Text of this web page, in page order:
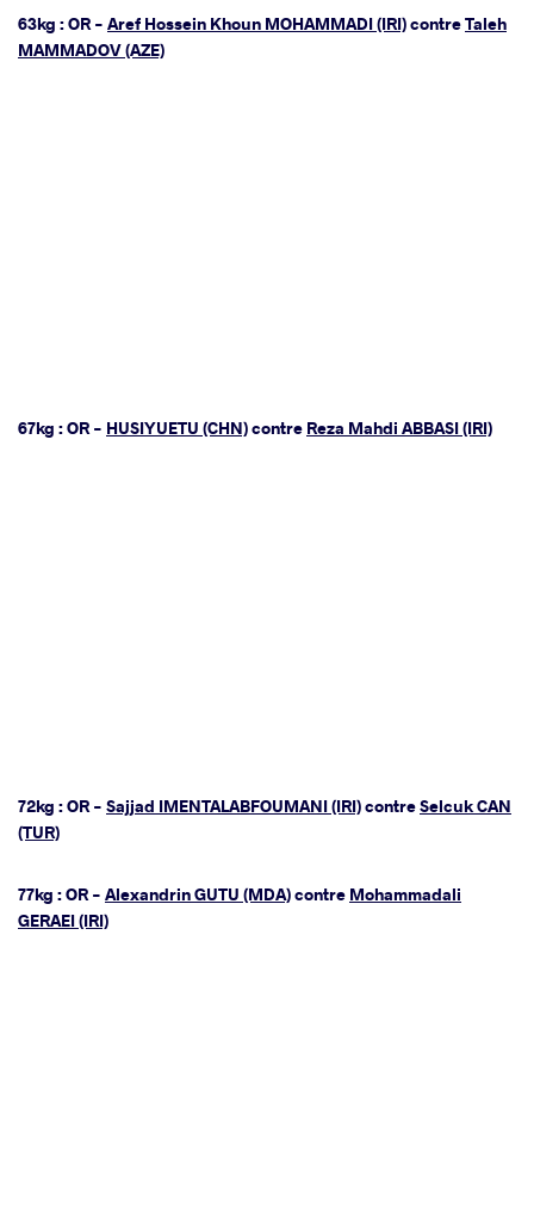
63kg : OR - Aref Hossein Khoun MOHAMMADI (IRI)contreTaleh
MAMMADOV (AZE)
67kg : OR - HUSIYUETU (CHN)contre Reza Mahdi ABBASI (IRI)
72kg : OR - Sajjad IMENTALABFOUMANI (IRI)contreSelcuk CAN
(TUR)
77kg : OR - Alexandrin GUTU (MDA)contre Mohammadali
GERAEI (IRI)